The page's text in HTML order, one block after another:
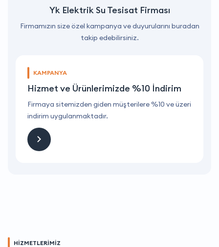
Yk Elektrik Su Tesisat Firması
Firmamızın size özel kampanya ve duyurularını buradan
takip edebilirsiniz.
KAMPANYA
Hizmet ve Ürünlerimizde %10 İndirim
Firmaya sitemizden giden müşterilere %10 ve üzeri
indirim uygulanmaktadır.
HİZMETLERİMİZ